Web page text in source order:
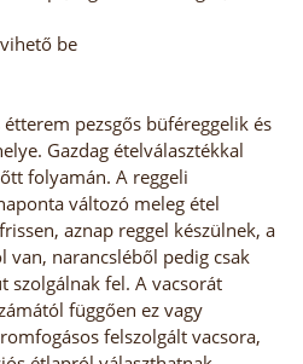
be
pezsgős büféreggelik és
Gazdag ételválasztékkal
folyamán. A reggeli
változó meleg étel
aznap reggel készülnek, a
narancsléből pedig csak
szolgálnak fel. A vacsorát
függően ez vagy
felszolgált vacsora,